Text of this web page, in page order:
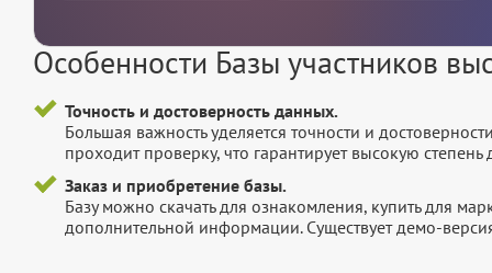
Особенности Базы участников
Точность и достоверность данных.
Большая важность уделяется точности и
проходит проверку, что гарантирует высокую
Заказ и приобретение базы.
Базу можно скачать для ознакомления, купить для
дополнительной информации. Существует демо-